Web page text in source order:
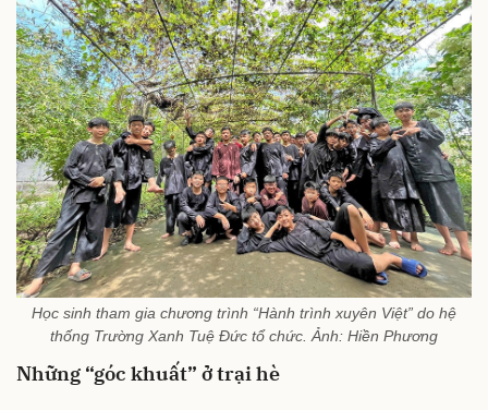
Học sinh tham gia chương trình “Hành trình xuyên Việt” do hệ
thống Trường Xanh Tuệ Đức tổ chức. Ảnh: Hiền Phương
Những “góc khuất” ở trại hè